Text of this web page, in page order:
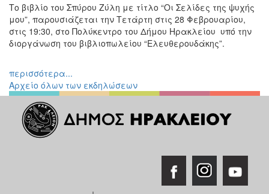
Το βιβλίο του Σπύρου Ζύλη με τίτλο “Οι Σελίδες της ψυχής
μου”, παρουσιάζεται την Τετάρτη στις 28 Φεβρουαρίου,
στις 19:30, στο Πολύκεντρο του Δήμου Ηρακλείου υπό την
διοργάνωση του βιβλιοπωλείου “Ελευθερουδάκης”.
περισσότερα...
Αρχείο όλων των εκδηλώσεων